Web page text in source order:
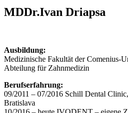
MDDr.Ivan Driapsa
Ausbildung:
Medizinische Fakultät der Comenius-
Abteilung für Zahnmedizin
Berufserfahrung:
09/2011 – 07/2016 Schill Dental
Bratislava